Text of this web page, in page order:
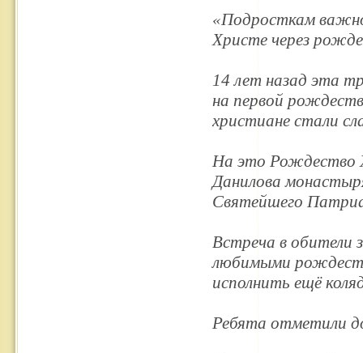
«Подросткам
Христе через
14 лет назад эта
на первой
христиане стали
На это Рождество
Данилова
Святейшего
Встреча в обители
любимыми
исполнить ещё
Ребята отметили